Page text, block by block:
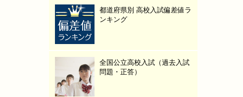
都道府県別 高校入試偏差値ラ
ンキング
全国公立高校入試（過去入試
問題・正答）